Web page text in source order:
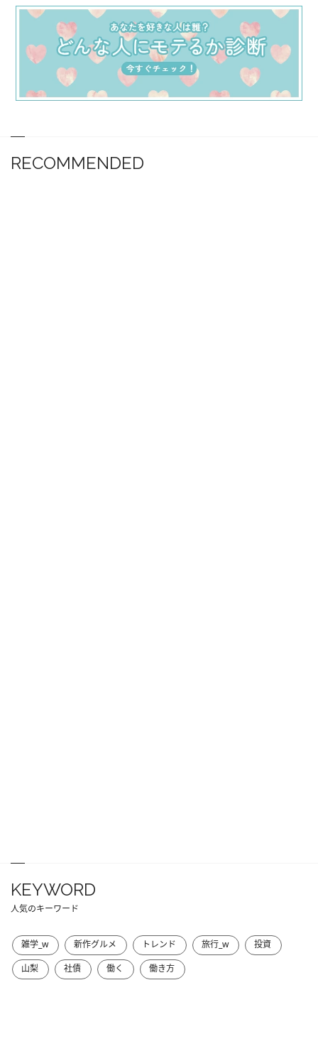
RECOMMENDED
KEYWORD
人気のキーワード
雑学_w 新作グルメ トレンド 旅行_w
投資
山梨
社債 働く 働き方